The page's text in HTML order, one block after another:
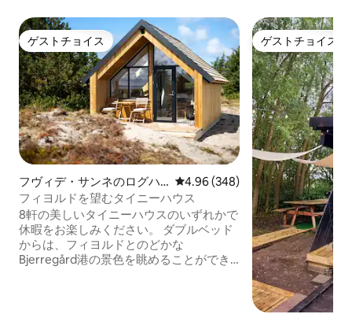
ゲストチョイス
ゲストチョイス
フヴィデ・サンネのログハ
ウス
レビュー348件、5つ星中4.96つ
4.96 (348)
フィヨルドを望むタイニーハウス
8軒の美しいタイニーハウスのいずれかで
休暇をお楽しみください。 ダブルベッド
からは、フィヨルドとのどかな
Bjerregård港の景色を眺めることができ
ゲストチョイス
ゲストチョイス